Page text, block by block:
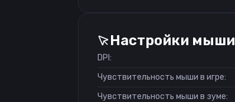
Настройки мыши
DPI:
Чувствительность мыши в игре:
Чувствительность мыши в зуме: